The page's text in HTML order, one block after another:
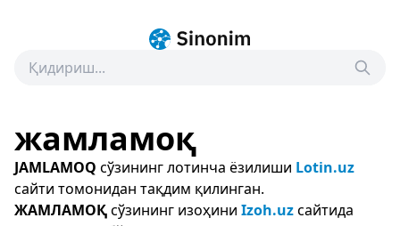
жамламоқ
JAMLAMOQ сўзининг лотинча ёзилиши Lotin.uz
сайти томонидан тақдим қилинган.
ЖАМЛАМОҚсўзининг изоҳини Izoh.uzсайтида